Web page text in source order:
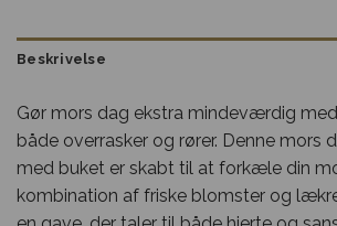
Beskrivelse
Gør mors dag ekstra mindeværdig
både overrasker og rører. Denne mors
med buket er skabt til at forkæle din
kombination af friske blomster og